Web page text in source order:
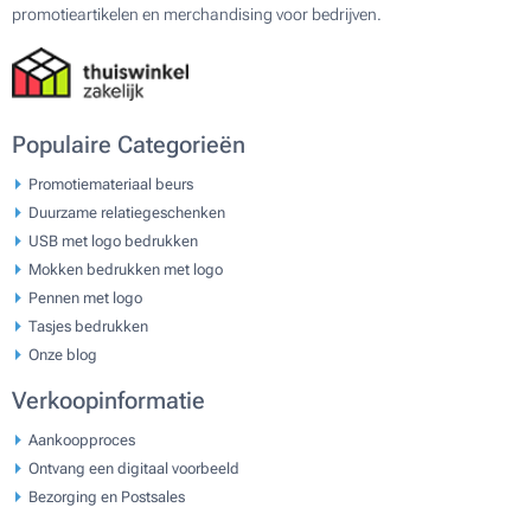
promotieartikelen en merchandising voor bedrijven.
Populaire Categorieën
Promotiemateriaal beurs
Duurzame relatiegeschenken
USB met logo bedrukken
Mokken bedrukken met logo
Pennen met logo
Tasjes bedrukken
Onze blog
Verkoopinformatie
Aankoopproces
Ontvang een digitaal voorbeeld
Bezorging en Postsales